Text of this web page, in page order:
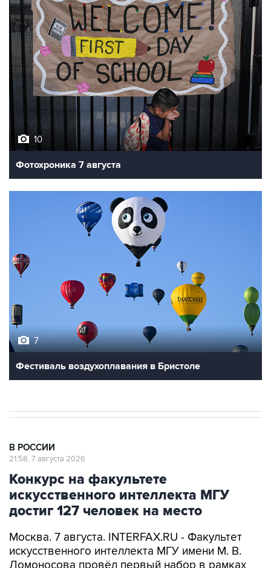
10
Фотохроника 7 августа
Фестиваль воздухоплавания в Бристоле
Конкурс на факультете
искусственного интеллекта МГУ
достиг 127 человек на место
Москва. 7 августа. INTERFAX.RU - Факультет
Ломоносова провёл первый набор в рамках
приёмной кампании 2026 года, на бюджетные